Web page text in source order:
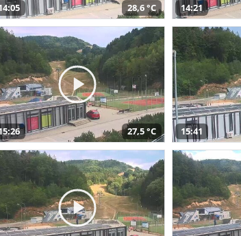
28,6 °C 14:21
27,5 °C 15:41